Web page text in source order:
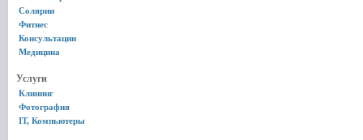
Солярии
Фитнес
Консультации
Медицина
Услуги
Клининг
Фотография
IT, Компьютеры